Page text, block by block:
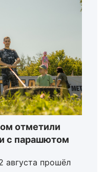
отметили
с парашютом
прошёл